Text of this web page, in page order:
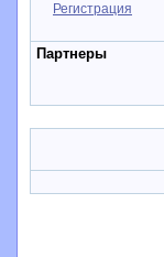
Регистрация
Партнеры